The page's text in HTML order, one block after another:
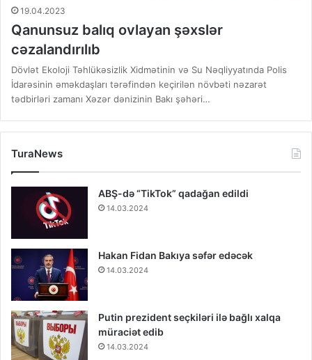
19.04.2023
Qanunsuz balıq ovlayan şəxslər
cəzalandırılıb
Dövlət Ekoloji Təhlükəsizlik Xidmətinin və Su Nəqliyyatında Polis
İdarəsinin əməkdaşları tərəfindən keçirilən növbəti nəzarət
tədbirləri zamanı Xəzər dənizinin Bakı şəhəri…
TuraNews
ABŞ-də “TikTok” qadağan edildi
14.03.2024
Hakan Fidan Bakıya səfər edəcək
14.03.2024
Putin prezident seçkiləri ilə bağlı xalqa
müraciət edib
14.03.2024